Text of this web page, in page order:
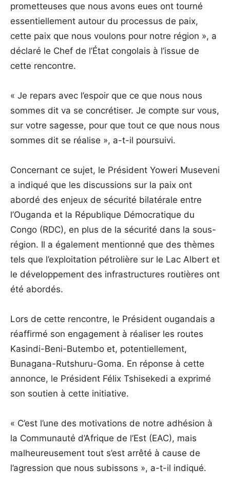
prometteuses que nous avons eues ont tourné
essentiellement autour du processus de paix,
cette paix que nous voulons pour notre région », a
déclaré le Chef de l’État congolais à l’issue de
cette rencontre.
« Je repars avec l’espoir que ce que nous nous
sommes dit va se concrétiser. Je compte sur vous,
sur votre sagesse, pour que tout ce que nous nous
sommes dit se réalise », a-t-il poursuivi.
Concernant ce sujet, le Président Yoweri Museveni
a indiqué que les discussions sur la paix ont
abordé des enjeux de sécurité bilatérale entre
l’Ouganda et la République Démocratique du
Congo (RDC), en plus de la sécurité dans la sous-
région. Il a également mentionné que des thèmes
tels que l’exploitation pétrolière sur le Lac Albert et
le développement des infrastructures routières ont
été abordés.
Lors de cette rencontre, le Président ougandais a
réaffirmé son engagement à réaliser les routes
Kasindi-Beni-Butembo et, potentiellement,
Bunagana-Rutshuru-Goma. En réponse à cette
annonce, le Président Félix Tshisekedi a exprimé
son soutien à cette initiative.
« C’est l’une des motivations de notre adhésion à
la Communauté d’Afrique de l’Est (EAC), mais
malheureusement tout s’est arrêté à cause de
l’agression que nous subissons », a-t-il indiqué.